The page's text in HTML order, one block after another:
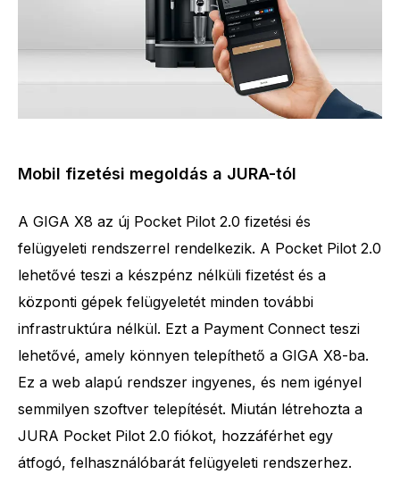
Mobil fizetési megoldás a JURA-tól
A GIGA X8 az új Pocket Pilot 2.0 fizetési és
felügyeleti rendszerrel rendelkezik. A Pocket Pilot 2.0
lehetővé teszi a készpénz nélküli fizetést és a
központi gépek felügyeletét minden további
infrastruktúra nélkül. Ezt a Payment Connect teszi
lehetővé, amely könnyen telepíthető a GIGA X8-ba.
Ez a web alapú rendszer ingyenes, és nem igényel
semmilyen szoftver telepítését. Miután létrehozta a
JURA Pocket Pilot 2.0 fiókot, hozzáférhet egy
átfogó, felhasználóbarát felügyeleti rendszerhez.